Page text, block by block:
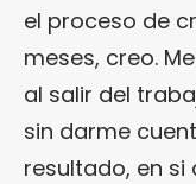
el proceso de
meses, creo.
al salir del
sin darme
resultado, en